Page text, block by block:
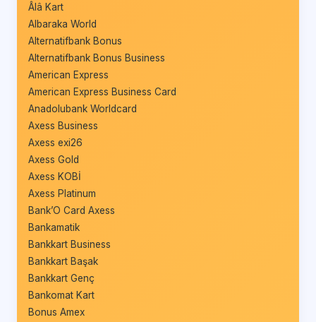
Âlâ Kart
Albaraka World
Alternatifbank Bonus
Alternatifbank Bonus Business
American Express
American Express Business Card
Anadolubank Worldcard
Axess Business
Axess exi26
Axess Gold
Axess KOBİ
Axess Platinum
Bank’O Card Axess
Bankamatik
Bankkart Business
Bankkart Başak
Bankkart Genç
Bankomat Kart
Bonus Amex